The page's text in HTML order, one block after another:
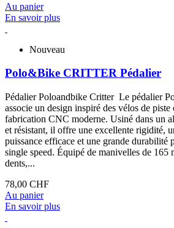
Au panier
En savoir plus
Nouveau
Polo&Bike CRITTER Pédalier
Pédalier Poloandbike Critter Le pédalier
associe un design inspiré des vélos de piste
fabrication CNC moderne. Usiné dans un
et résistant, il offre une excellente rigidité,
puissance efficace et une grande durabilité
single speed. Équipé de manivelles de 165
dents,...
78,00 CHF
Au panier
En savoir plus